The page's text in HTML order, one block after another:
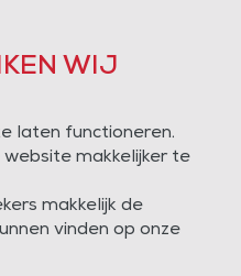
WIJ
laten functioneren.
makkelijker te
makkelijk de
vinden op onze